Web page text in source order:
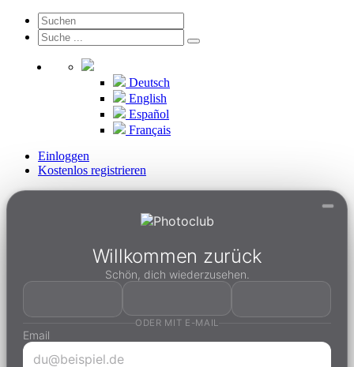
Deutsch
English
Español
Français
Einloggen
Kostenlos registrieren
Willkommen zurück
Schön, dich wiederzusehen.
ODER MIT E-MAIL
Email